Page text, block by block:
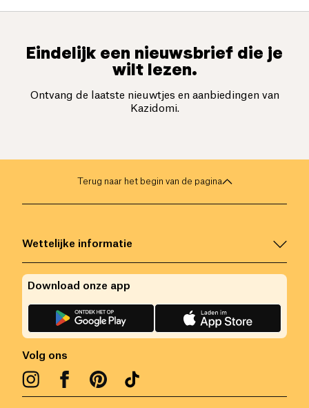
Eindelijk een nieuwsbrief die je
wilt lezen.
Ontvang de laatste nieuwtjes en aanbiedingen van
Kazidomi.
Terug naar het begin van de pagina
Wettelijke informatie
Volg ons
Download onze app